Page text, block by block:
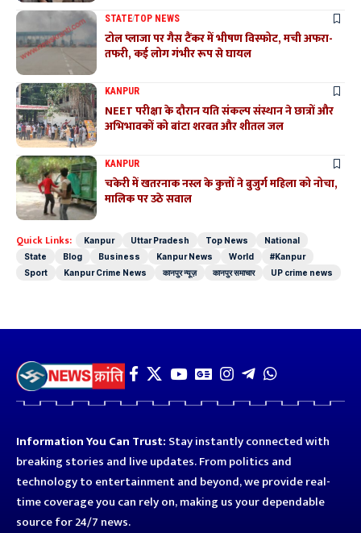
STATETOP NEWS
टोल प्लाजा पर गैस टैंकर में भीषण विस्फोट, मची अफरा-
तफरी, कई लोग गंभीर रूप से घायल
KANPUR
NEET परीक्षा के दौरान यति संकल्प संस्थान ने छात्रों और
अभिभावकों को बांटा शरबत और शीतल जल
KANPUR
चकेरी में खतरनाक नस्ल के कुत्तों ने बुजुर्ग महिला को नोचा,
मालिक पर उठे सवाल
Quick Links: Kanpur Uttar Pradesh Top News
National
State
Blog Business Kanpur News World
#Kanpur
Sport
Kanpur Crime News कानपुर न्यूज़ कानपुर समाचार UP crime news
Information You Can Trust: Stay instantly connected with
breaking stories and live updates. From politics and
technology to entertainment and beyond, we provide real-
time coverage you can rely on, making us your dependable
source for 24/7 news.